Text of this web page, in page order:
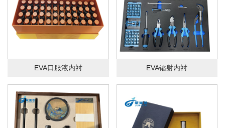
EVA口服液内衬 EVA镭射内衬